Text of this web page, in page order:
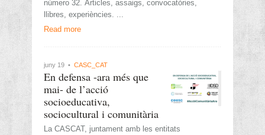
número 32. Articles, assaigs, convocatòries,
llibres, experiències. ...
Read more
juny 19 • CASC_CAT
En defensa -ara més que
mai- de l’acció
socioeducativa,
sociocultural i comunitària
La CASCAT, juntament amb les entitats